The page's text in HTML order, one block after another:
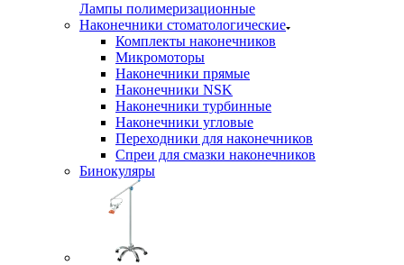
Лампы полимеризационные
Наконечники стоматологические
Комплекты наконечников
Микромоторы
Наконечники прямые
Наконечники NSK
Наконечники турбинные
Наконечники угловые
Переходники для наконечников
Спреи для смазки наконечников
Бинокуляры